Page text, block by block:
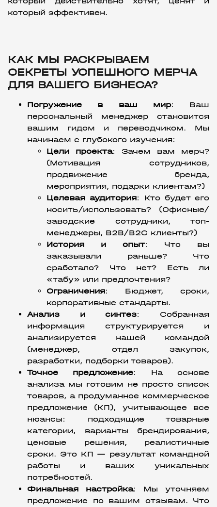
который эффективен.
КАК МЫ РАСКРЫВАЕМ
СЕКРЕТЫ УСПЕШНОГО МЕРЧА
ДЛЯ ВАШЕГО БИЗНЕСА?
Погружение в ваш мир: Ваш
персональный менеджер становится
вашим гидом и переводчиком. Мы
начинаем с глубокого изучения:
Цели проекта:
Зачем вам мерч?
(Мотивация сотрудников,
продвижение бренда,
мероприятия, подарки клиентам?)
Целевая аудитория:
Кто будет его
носить/использовать? (Офисные/
заводские сотрудники, топ-
менеджеры, B2B/B2C клиенты?)
История и опыт:
Что вы
заказывали раньше? Что
сработало? Что нет? Есть ли
«табу» или предпочтения?
Ограничения:
Бюджет, сроки,
корпоративные стандарты.
Анализ и синтез:
Собранная
информация структурируется и
анализируется нашей командой
(менеджер, отдел закупок,
разработки, подборки товаров).
Точное предложение:
На основе
анализа мы готовим не просто список
товаров, а продуманное коммерческое
предложение (КП), учитывающее все
нюансы: подходящие товарные
категории, варианты брендирования,
ценовые решения, реалистичные
сроки. Это КП — результат командной
работы и ваших уникальных
потребностей.
Финальная настройка:
Мы уточняем
предложение по вашим отзывам. Что